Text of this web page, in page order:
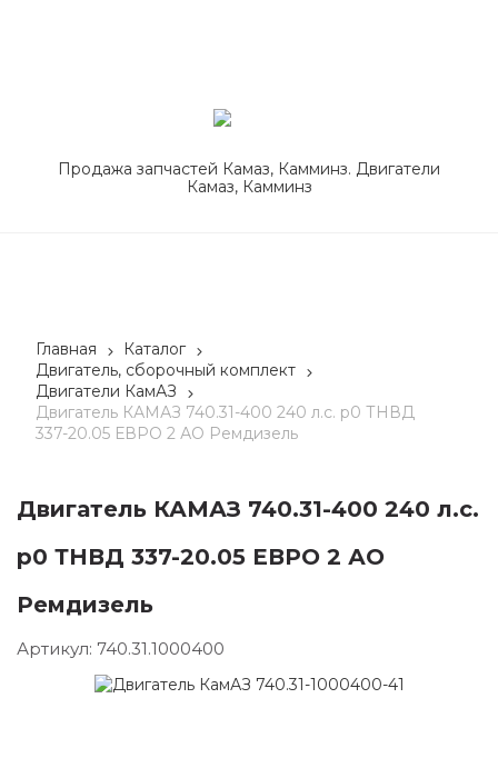
Продажа запчастей Камаз, Камминз. Двигатели
Камаз, Камминз
Главная
Каталог
Двигатель, сборочный комплект
Двигатели КамАЗ
Двигатель КАМАЗ 740.31-400 240 л.с. р0 ТНВД
337-20.05 ЕВРО 2 АО Ремдизель
Двигатель КАМАЗ 740.31-400 240 л.с.
р0 ТНВД 337-20.05 ЕВРО 2 АО
Ремдизель
Артикул: 740.31.1000400